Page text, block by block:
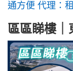
通方便 代理：
區區睇樓｜